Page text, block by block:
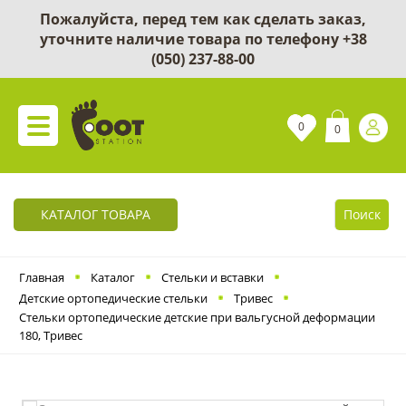
Пожалуйста, перед тем как сделать заказ,
уточните наличие товара по телефону+38
(050) 237-88-00
0 0
КАТАЛОГ ТОВАРА Поиск
Главная Каталог
Cтельки и вставки
Детские ортопедические стельки
Тривес
Стельки ортопедические детские при вальгусной деформации
180, Тривес